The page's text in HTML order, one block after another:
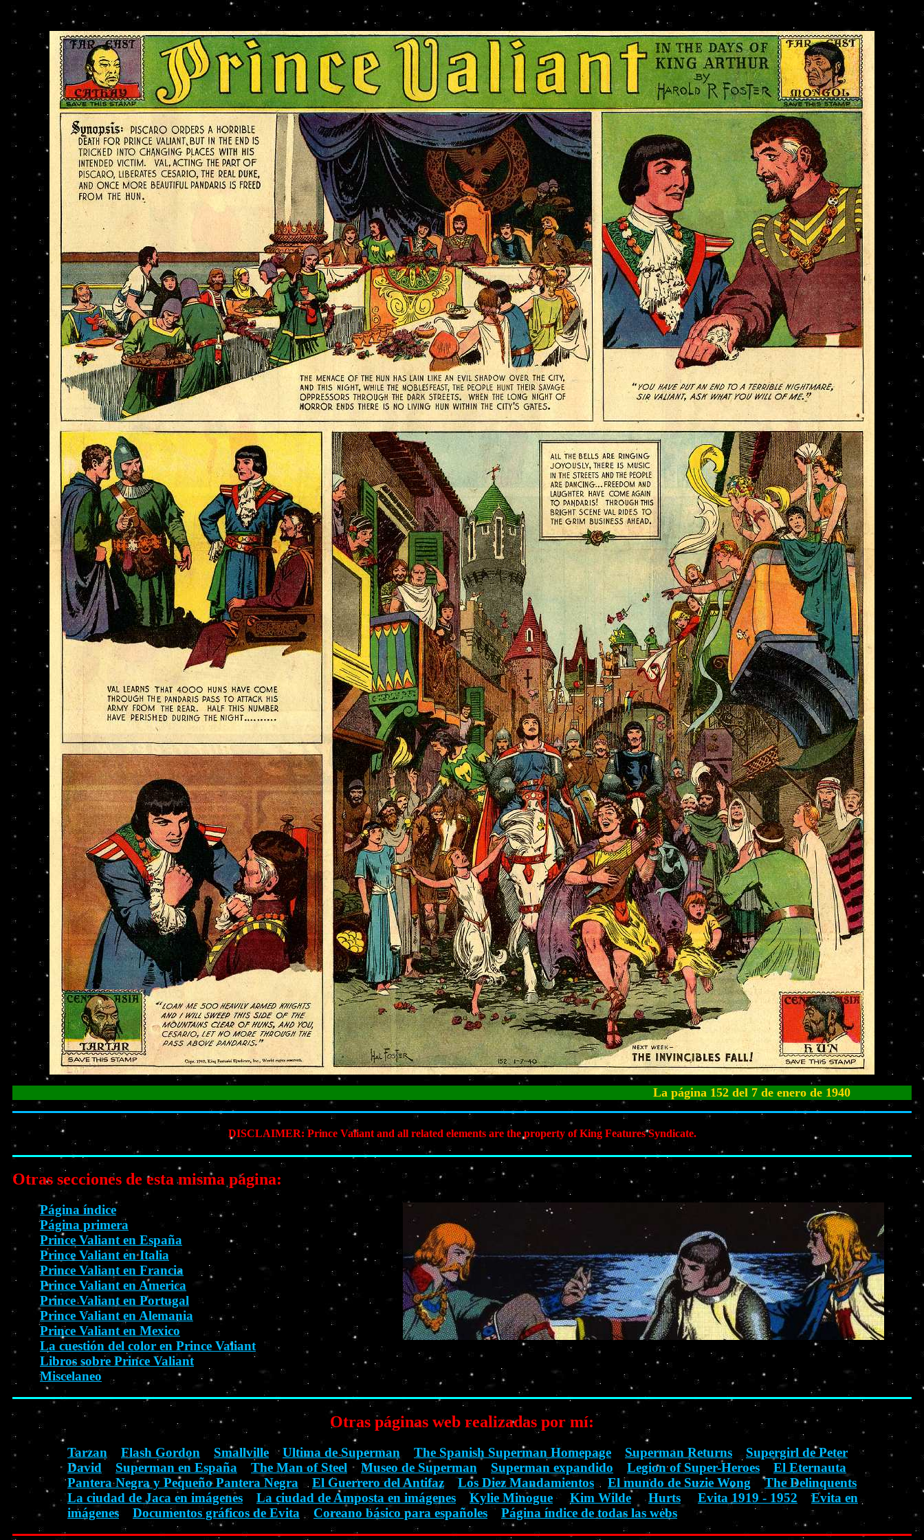
La página 152 del 7 de enero de 1940
DISCLAIMER: Prince Valiant and all related elements are the property of King Features Syndicate.
Otras secciones de esta misma página:
Página índice
Página primera
Prince Valiant en España
Prince Valiant en Italia
Prince Valiant en Francia
Prince Valiant en America
Prince Valiant en Portugal
Prince Valiant en Alemania
Prince Valiant en Mexico
La cuestión del color en Prince Valiant
Libros sobre Prince Valiant
Miscelaneo
Otras páginas web realizadas por mí:
Tarzan Flash Gordon Smallville Ultima de Superman The Spanish Superman Homepage Superman Returns
Supergirl de Peter
David
Superman en España The Man of Steel Museo de Superman Superman expandido Legion of Super-Heroes
El Eternauta
Pantera Negra y Pequeño Pantera Negra
El Guerrero del Antifaz Los Diez Mandamientos El mundo de Suzie Wong
The Delinquents
La ciudad de Jaca en imágenes
La ciudad de Amposta en imágenes Kylie Minogue Kim Wilde Hurts Evita 1919 - 1952
Evita en
imágenes
Documentos gráficos de Evita Coreano básico para españoles Página índice de todas las webs